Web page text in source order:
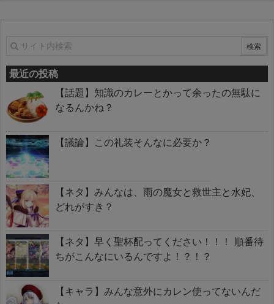
最近の投稿
【話題】知識のカレーとかって余ったの無駄に
なるんかね？
【議論】この礼装そんなに必要か？
【ネタ】みんなは、雨の魔女と救世主と水妃、
どれがすき？
【ネタ】早く聖杯配ってください！！！ 順番待
ちがこんなにいるんですよ！？！？
【キャラ】みんな意外にカレン使ってないんだ